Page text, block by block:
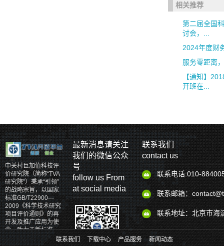
相关推荐
第二届全国
讨会，...
2024年度财
服务零距离
【通知】
开班在...
中关村巨加值科技评
价研究院（简称“TVA
研究院”）秉承“引领”
的战略宗旨，以国家
标准GB/T22900—
2009《科学技术研究
项目评价通则》的再
开发及推广应用为使
命，致力于新标准、
新理论、新体系和新
最新消息请关注
我们的微信公众
号
follow us From
at social media
联系我们
contact us
联系电话:010-
联系邮箱：
联系地址：北京市海
联系我们 下载中心 产品服务 新闻动态